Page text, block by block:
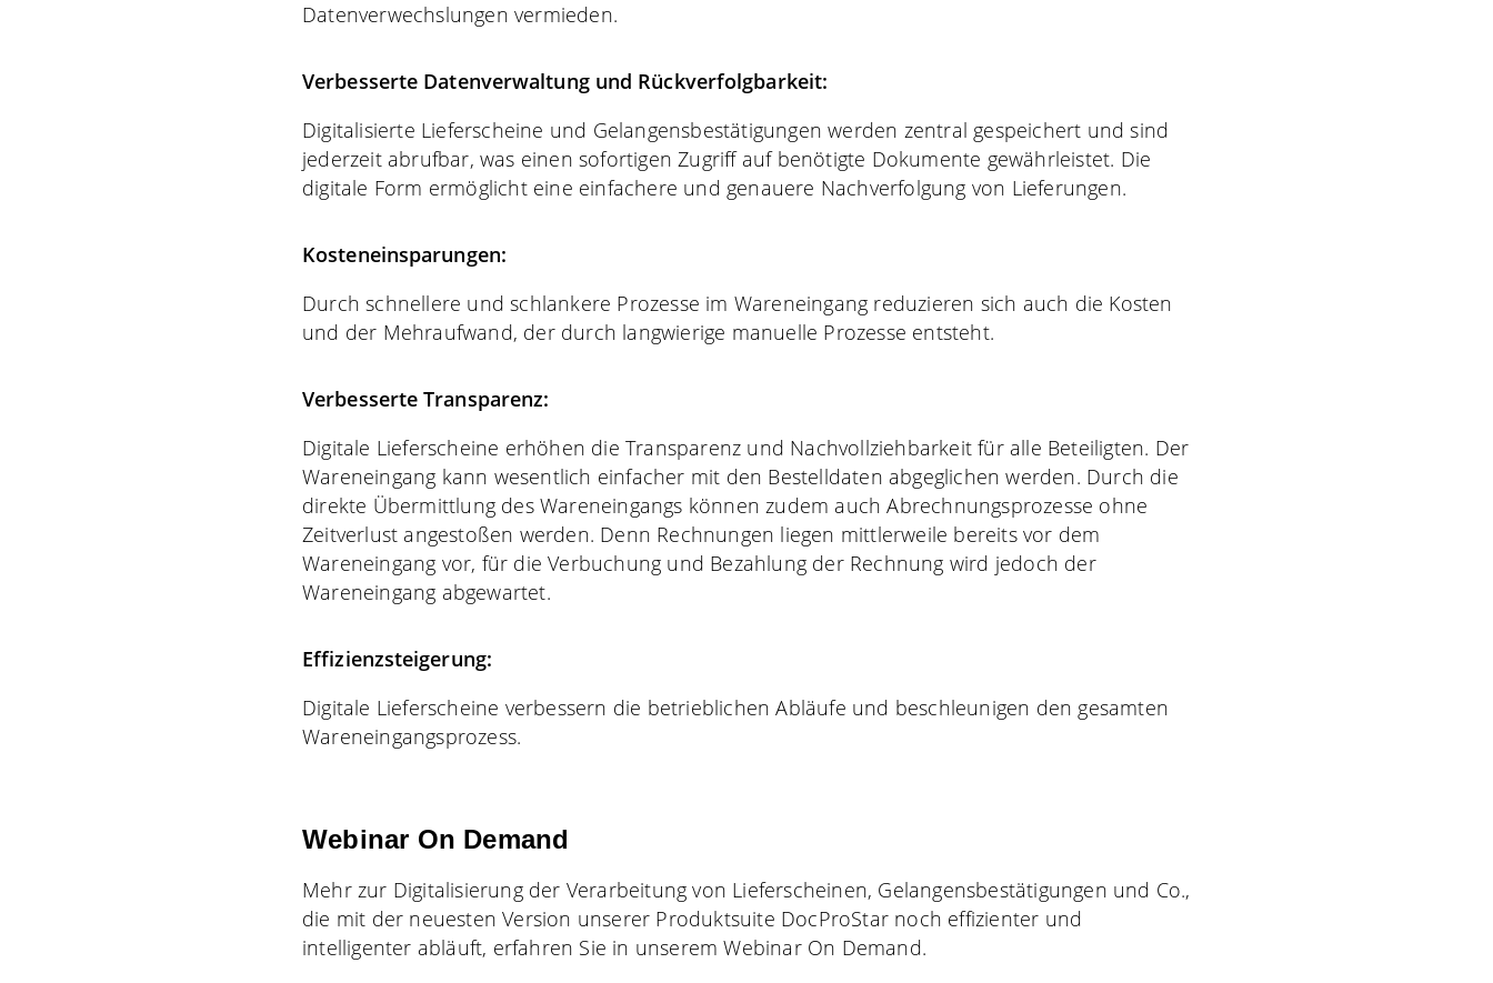
Datenverwechslungen vermieden.
Verbesserte Datenverwaltung und Rückverfolgbarkeit:
Digitalisierte Lieferscheine und Gelangensbestätigungen werden zentral gespeichert und sind
jederzeit abrufbar, was einen sofortigen Zugriff auf benötigte Dokumente gewährleistet. Die
digitale Form ermöglicht eine einfachere und genauere Nachverfolgung von Lieferungen.
Kosteneinsparungen:
Durch schnellere und schlankere Prozesse im Wareneingang reduzieren sich auch die Kosten
und der Mehraufwand, der durch langwierige manuelle Prozesse entsteht.
Verbesserte Transparenz:
Digitale Lieferscheine erhöhen die Transparenz und Nachvollziehbarkeit für alle Beteiligten. Der
Wareneingang kann wesentlich einfacher mit den Bestelldaten abgeglichen werden. Durch die
direkte Übermittlung des Wareneingangs können zudem auch Abrechnungsprozesse ohne
Zeitverlust angestoßen werden. Denn Rechnungen liegen mittlerweile bereits vor dem
Wareneingang vor, für die Verbuchung und Bezahlung der Rechnung wird jedoch der
Wareneingang abgewartet.
Effizienzsteigerung:
Digitale Lieferscheine verbessern die betrieblichen Abläufe und beschleunigen den gesamten
Wareneingangsprozess.
Webinar On Demand
Mehr zur Digitalisierung der Verarbeitung von Lieferscheinen, Gelangensbestätigungen und Co.,
die mit der neuesten Version unserer Produktsuite DocProStar noch effizienter und
intelligenter abläuft, erfahren Sie in unseremWebinar On Demand.